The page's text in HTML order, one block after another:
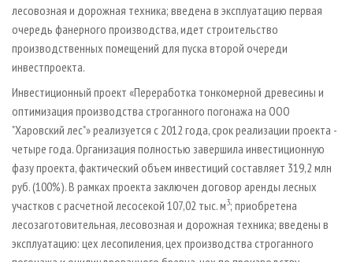
лесовозная и дорожная техника; введена в эксплуатацию первая
очередь фанерного производства, идет строительство
производственных помещений для пуска второй очереди
инвестпроекта.
Инвестиционный проект «Переработка тонкомерной древесины и
оптимизация производства строганного погонажа на ООО
"Харовский лес"» реализуется с 2012 года, срок реализации проекта -
четыре года. Организация полностью завершила инвестиционную
фазу проекта, фактический объем инвестиций составляет 319,2 млн
руб. (100%). В рамках проекта заключен договор аренды лесных
участков с расчетной лесосекой 107,02 тыс. м3; приобретена
лесозаготовительная, лесовозная и дорожная техника; введены в
эксплуатацию: цех лесопиления, цех производства строганного